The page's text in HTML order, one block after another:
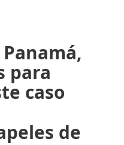
para
caso
de